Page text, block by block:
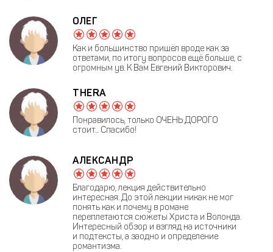
ОЛЕГ
Как и большинство пришёл вроде как за
ответами, по итогу вопросов ещё больше, с
огромным ув. К Вам Евгений Викторович.
THERA
Понравилось, только ОЧЕНЬ ДОРОГО
стоит... Спасибо!
АЛЕКСАНДР
Благодарю, лекция действительно
интересная. До этой лекции никак не мог
понять как и почему в романе
переплетаются сюжеты Христа и Волонда.
Интересный обзор и взгляд на источники
и подтексты, а заодно и определение
романтизма.